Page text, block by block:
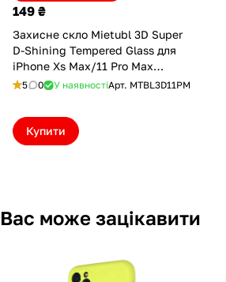
149 ₴
Захисне скло Mietubl 3D Super
D-Shining Tempered Glass для
iPhone Xs Max/11 Pro Max
(MTBL3D11PM)
5 0 У наявностіАрт. MTBL3D11PM
Купити
Вас може зацікавити